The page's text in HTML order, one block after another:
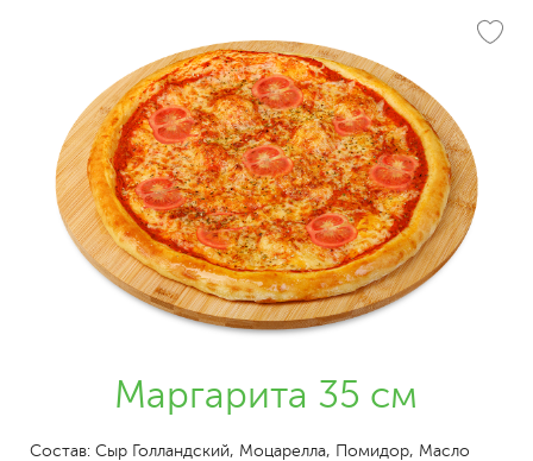
Маргарита 35 см
Состав: Сыр Голландский, Моцарелла, Помидор, Масло